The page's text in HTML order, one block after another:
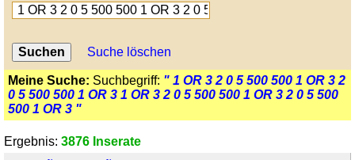
Suche löschen
Meine Suche: Suchbegriff: " 1 OR 3 2 0 5 500 500 1 OR 3 2
0 5 500 500 1 OR 3 1 OR 3 2 0 5 500 500 1 OR 3 2 0 5 500
500 1 OR 3 "
Ergebnis: 3876 Inserate